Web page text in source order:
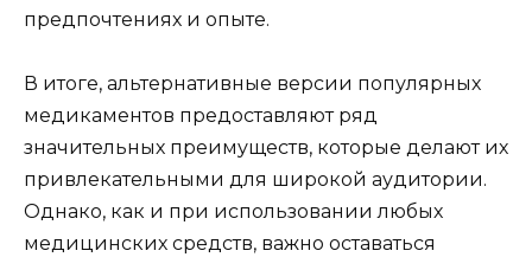
предпочтениях и опыте.
В итоге, альтернативные версии популярных
медикаментов предоставляют ряд
значительных преимуществ, которые делают их
привлекательными для широкой аудитории.
Однако, как и при использовании любых
медицинских средств, важно оставаться